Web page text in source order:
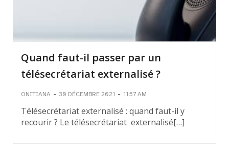
Quand faut-il passer par un
télésecrétariat externalisé ?
ONITIANA - 30 DÉCEMBRE 2021 - 11:57 AM
Télésecrétariat externalisé : quand faut-il y
recourir ? Le télésecrétariat externalisé[…]